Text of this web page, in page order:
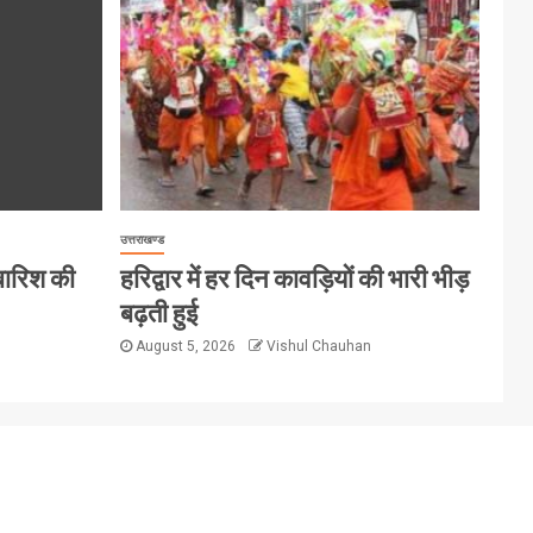
की
उत्तराखण्ड
हरिद्वार में हर दिन कावड़ियों की भारी भीड़
बढ़ती हुई
August 5, 2026 Vishul Chauhan